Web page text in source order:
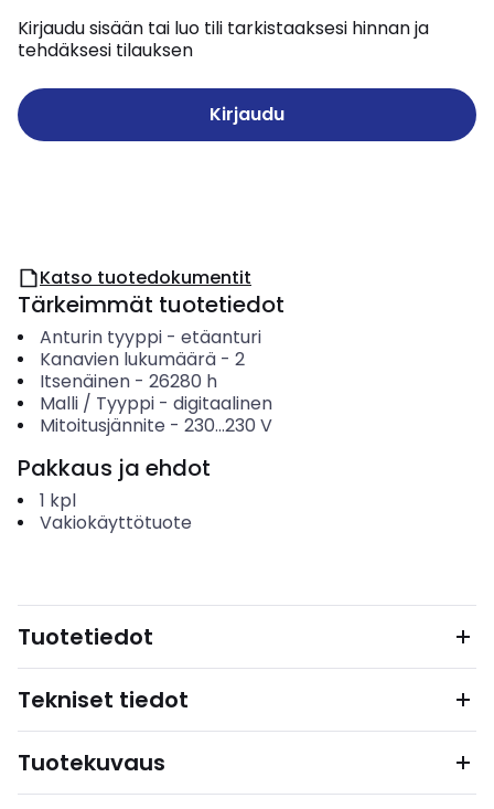
Kirjaudu sisään tai luo tili tarkistaaksesi hinnan ja
tehdäksesi tilauksen
Kirjaudu
Katso tuotedokumentit
Tärkeimmät tuotetiedot
Anturin tyyppi- etäanturi
Kanavien lukumäärä- 2
Itsenäinen- 26280 h
Malli / Tyyppi- digitaalinen
Mitoitusjännite - 230...230 V
Pakkaus ja ehdot
1 kpl
Vakiokäyttötuote
Tuotetiedot
Tekniset tiedot
Tuotekuvaus